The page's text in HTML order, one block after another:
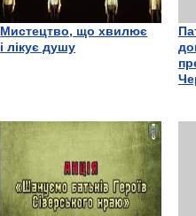
Мистецтво, що хвилює
і лікує душу